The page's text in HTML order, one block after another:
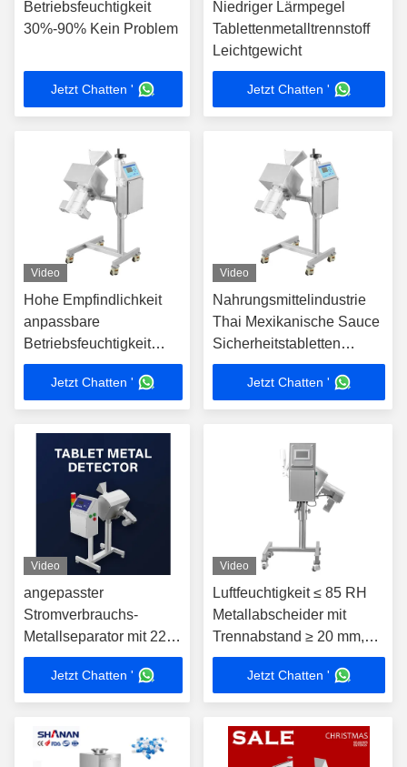
Betriebsfeuchtigkeit
30%-90% Kein Problem
Jetzt Chatten '
Niedriger Lärmpegel
Tablettenmetalltrennstoff
Leichtgewicht
Jetzt Chatten '
Video
Hohe Empfindlichkeit
anpassbare
Betriebsfeuchtigkeit
Tabletten
Metallrückgewinnung
Metalltrennstoff
Jetzt Chatten '
Video
Nahrungsmittelindustrie
Thai Mexikanische Sauce
Sicherheitstabletten
Metallseparator CE
HACCP-zertifiziert
Jetzt Chatten '
Video
angepasster
Stromverbrauchs-
Metallseparator mit 22
KHz-Vibrationsfrequenz
und doppelten
Betriebsmodus (DISC
Trennung von
Jetzt Chatten '
Video
Luftfeuchtigkeit ≤ 85 RH
Metallabscheider mit
Trennabstand ≥ 20 mm,
ideal für industrielle
Metallabscheidanwendungen
Jetzt Chatten '